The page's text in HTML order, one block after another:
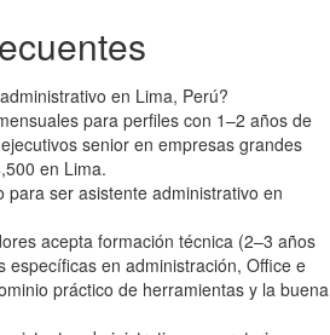
en Lima, Perú?
para perfiles con 1–2 años de
senior en empresas grandes
en Lima.
para ser asistente administrativo en
acepta formación técnica (2–3 años
específicas en administración, Office e
práctico de herramientas y la buena